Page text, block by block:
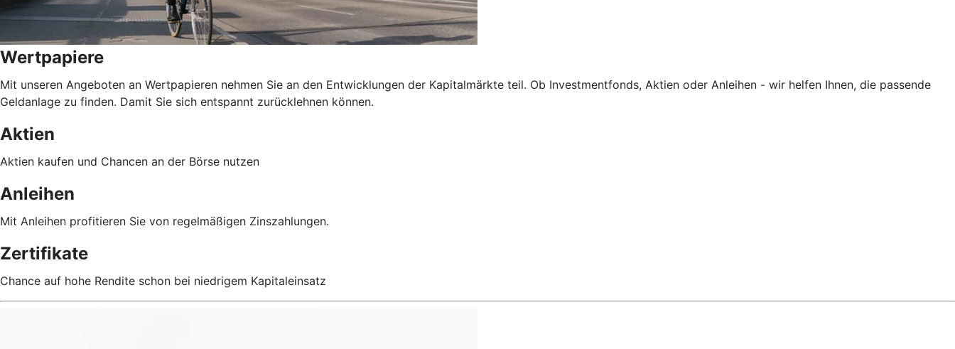
Wertpapiere
Mit unseren Angeboten an Wertpapieren nehmen Sie an den Entwicklungen der Kapitalmärkte teil. Ob Investmentfonds, Aktien oder Anleihen - wir helfen Ihnen, die passende
Geldanlage zu finden. Damit Sie sich entspannt zurücklehnen können.
Aktien
Aktien kaufen und Chancen an der Börse nutzen
Anleihen
Mit Anleihen profitieren Sie von regelmäßigen Zinszahlungen.
Zertifikate
Chance auf hohe Rendite schon bei niedrigem Kapitaleinsatz